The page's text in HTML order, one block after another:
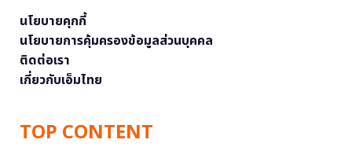
นโยบายคุกกี้
นโยบายการคุ้มครองข้อมูลส่วนบุคคล
ติดต่อเรา
เกี่ยวกับเอ็มไทย
TOP CONTENT